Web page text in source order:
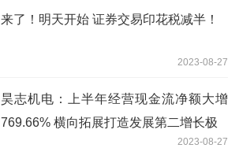
来了！明天开始 证券交易印花税减半！
2023-08-27
昊志机电：上半年经营现金流净额大增
769.66% 横向拓展打造发展第二增长极
2023-08-27